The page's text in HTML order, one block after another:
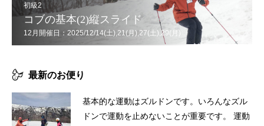
初級2
コブの基本(2)縦スライド
12月開催日：2025/12/14(土),21(月),27(土),29(月)
最新のお便り
基本的な運動はズルドンです。いろんなズル
ドンで運動を止めないことが重要です。 運動